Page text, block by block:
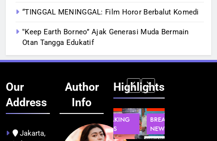
“TINGGAL MENINGGAL: Film Horor Berbalut Komedi
‟Keep Earth Borneo” Ajak Generasi Muda Bermain
Otan Tangga Edukatif
Our
Address
Jakarta,
Author
Info
Highlights
INFRASTRUKTUR
TEKNOLOGI
BERITA
NEWS
BREAKING